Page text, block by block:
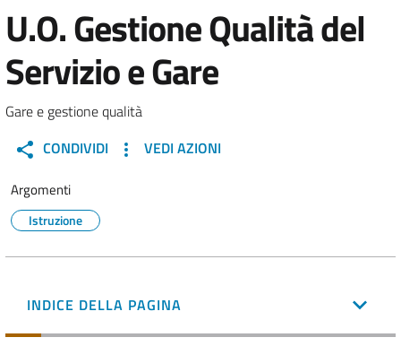
U.O. Gestione Qualità del
Servizio e Gare
Gare e gestione qualità
CONDIVIDI
VEDI AZIONI
Argomenti
Istruzione
INDICE DELLA PAGINA